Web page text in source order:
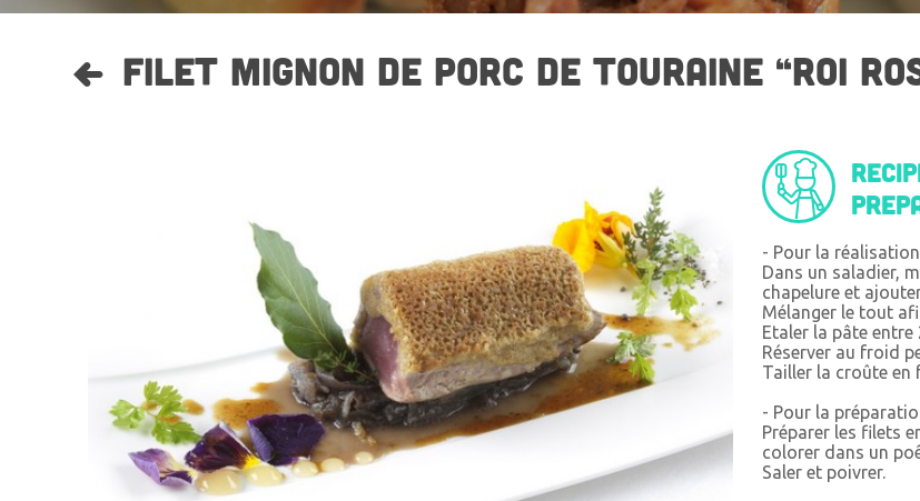
FILET MIGNON DE PORC DE TOURAINE “ROI
- Pour la
Dans un saladier,
chapelure et
Mélanger le tout
Etaler la pâte
Réserver au froid
Tailler la croûte en
- Pour la
Préparer les filets
colorer dans un
Saler et poivrer.